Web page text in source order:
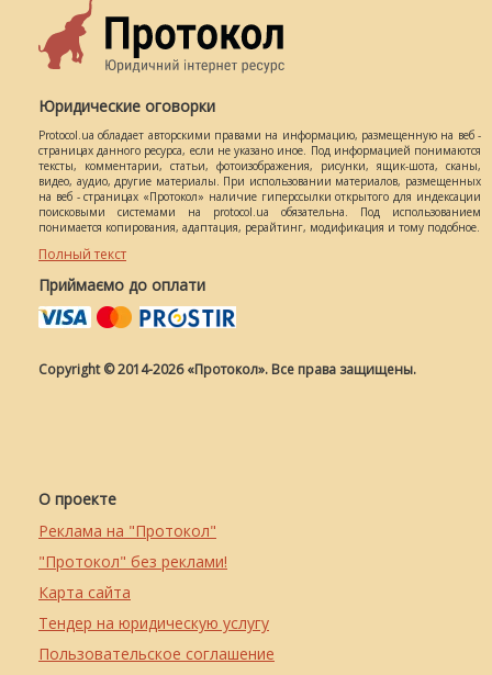
Юридические оговорки
Protocol.ua обладает авторскими правами на информацию, размещенную на веб -
страницах данного ресурса, если не указано иное. Под информацией понимаются
тексты, комментарии, статьи, фотоизображения, рисунки, ящик-шота, сканы,
видео, аудио, другие материалы. При использовании материалов, размещенных
на веб - страницах «Протокол» наличие гиперссылки открытого для индексации
поисковыми системами на protocol.ua обязательна. Под использованием
понимается копирования, адаптация, рерайтинг, модификация и тому подобное.
Полный текст
Приймаємо до оплати
Copyright © 2014-2026 «Протокол». Все права защищены.
О проекте
Реклама на "Протокол"
"Протокол" без реклами!
Карта сайта
Тендер на юридическую услугу
Пользовательское соглашение